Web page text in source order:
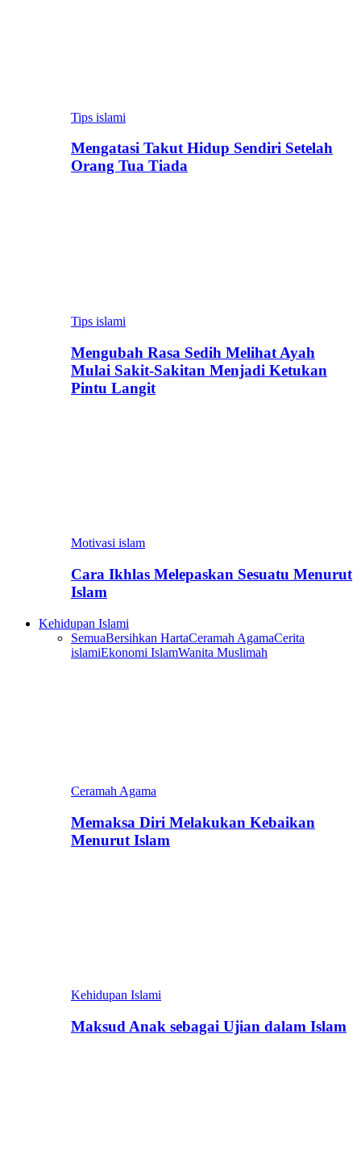
Tips islami
Mengatasi Takut Hidup Sendiri Setelah
Orang Tua Tiada
Tips islami
Mengubah Rasa Sedih Melihat Ayah
Mulai Sakit-Sakitan Menjadi Ketukan
Pintu Langit
Motivasi islam
Cara Ikhlas Melepaskan Sesuatu Menurut
Islam
Kehidupan Islami
SemuaBersihkan HartaCeramah AgamaCerita
islamiEkonomi IslamWanita Muslimah
Ceramah Agama
Memaksa Diri Melakukan Kebaikan
Menurut Islam
Kehidupan Islami
Maksud Anak sebagai Ujian dalam Islam